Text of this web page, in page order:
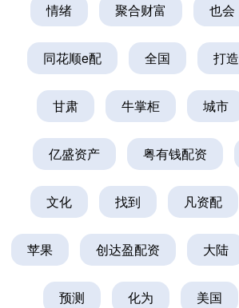
情绪 聚合财富 也会
同花顺e配 全国 打造
甘肃 牛掌柜 城市
亿盛资产 粤有钱配资
文化 找到 凡资配
苹果 创达盈配资 大陆
预测 化为 美国